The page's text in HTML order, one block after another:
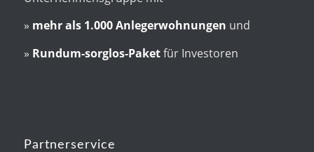
» mehr als 1.000 Anlegerwohnungen und
» Rundum-sorglos-Paketfür Investoren
Partnerservice